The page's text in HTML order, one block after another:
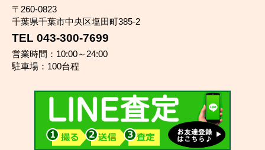
〒260-0823
千葉県千葉市中央区塩田町385-2
TEL 043-300-7699
営業時間：10:00～24:00
駐車場：100台程